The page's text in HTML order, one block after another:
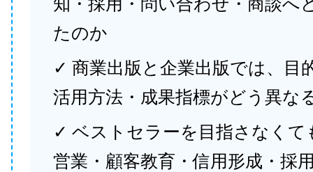
たのか
✓ 商業出版と企業出版では、目
活用方法・成果指標がどう異な
✓ ベストセラーを目指さなくて
営業・顧客教育・信用形成・採